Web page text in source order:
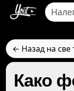
← Назад на све
Како